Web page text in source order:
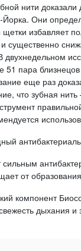
нити доказали
Они
избавляет
существенно
двухнедельном
51 пара
еще раз
что зубная
от
компонент
дыхания и